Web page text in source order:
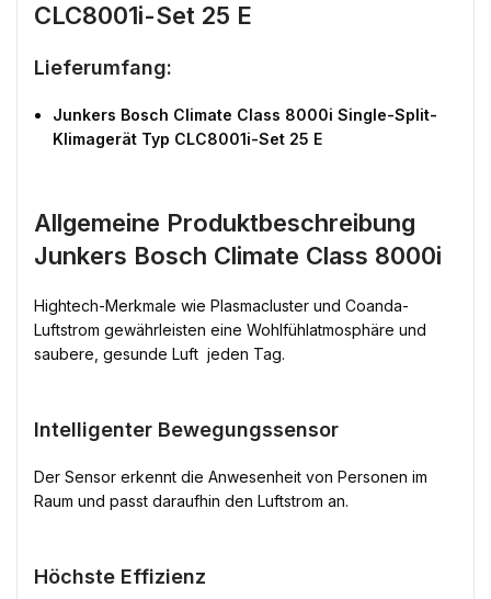
CLC8001i-Set 25 E
Lieferumfang:
Junkers Bosch Climate Class 8000i Single-Split-
Klimagerät Typ CLC8001i-Set 25 E
Allgemeine Produktbeschreibung
Junkers Bosch Climate Class 8000i
Hightech-Merkmale wie Plasmacluster und Coanda-
Luftstrom gewährleisten eine Wohlfühlatmosphäre und
saubere, gesunde Luft  jeden Tag.
Intelligenter Bewegungssensor
Der Sensor erkennt die Anwesenheit von Personen im
Raum und passt daraufhin den Luftstrom an.
Höchste Effizienz